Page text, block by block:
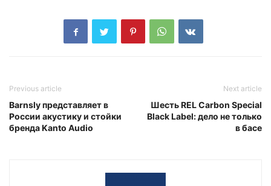
Previous article
Barnsly представляет в
России акустику и стойки
бренда Kanto Audio
Next article
Шесть REL Carbon Special
Black Label: дело не только
в басе